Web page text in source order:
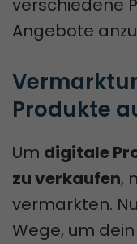
verschiedene
Angebote
Produkte
Um digitale
zu verkaufen,
vermarkten.
Wege, um